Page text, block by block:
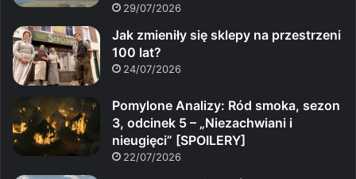
29/07/2026
Jak zmieniły się sklepy na przestrzeni
100 lat?
24/07/2026
Pomylone Analizy: Ród smoka, sezon
3, odcinek 5 – „Niezachwiani i
nieugięci” [SPOILERY]
22/07/2026